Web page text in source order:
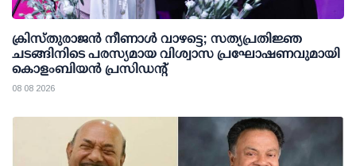
ക്രിസ്തുരാജൻ നീണാൾ വാഴട്ടെ; സത്യപ്രതിജ്ഞ
ചടങ്ങിനിടെ പരസ്യമായ വിശ്വാസ പ്രഘോഷണവുമായി
കൊളംബിയൻ പ്രസിഡന്റ്
08 08 2026